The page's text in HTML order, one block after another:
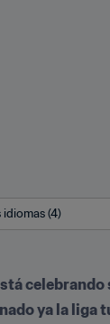
(4)
ya la liga